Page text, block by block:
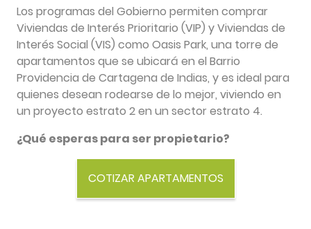
Los programas del Gobierno permiten comprar
Viviendas de Interés Prioritario (VIP) y Viviendas de
Interés Social (VIS) como Oasis Park, una torre de
apartamentos que se ubicará en el Barrio
Providencia de Cartagena de Indias, y es ideal para
quienes desean rodearse de lo mejor, viviendo en
un proyecto estrato 2 en un sector estrato 4.
¿Qué esperas para ser propietario?